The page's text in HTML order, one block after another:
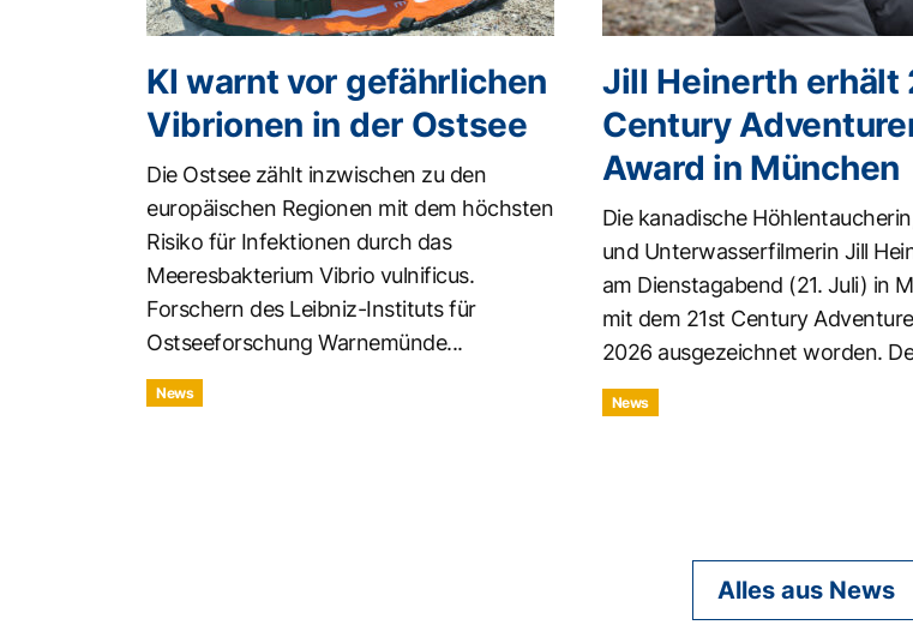
KI warnt vor gefährlichen
Vibrionen in der Ostsee
Die Ostsee zählt inzwischen zu den
europäischen Regionen mit dem höchsten
Risiko für Infektionen durch das
Meeresbakterium Vibrio vulnificus.
Forschern des Leibniz-Instituts für
Ostseeforschung Warnemünde...
News
Jill Heinerth erhält
Century
Award in München
Die kanadische
und Unterwasserfilmerin Jill
am Dienstagabend (21. Juli) in
mit dem 21st Century
2026 ausgezeichnet worden.
News
Alles aus News